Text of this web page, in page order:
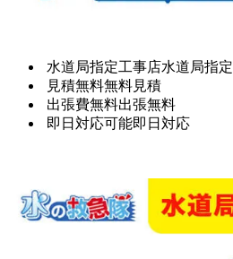
水道局指定工事店水道局指定
見積無料無料見積
出張費無料出張無料
即日対応可能即日対応